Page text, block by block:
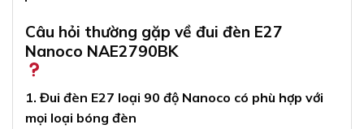
Câu hỏi thường gặp về đui đèn E27
Nanoco NAE2790BK
1. Đui đèn E27 loại 90 độ Nanoco có phù hợp với
mọi loại bóng đèn